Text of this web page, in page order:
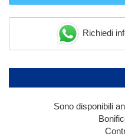
Richiedi
Sono disponibili